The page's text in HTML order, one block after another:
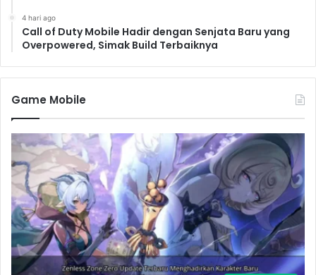
4 hari ago
Call of Duty Mobile Hadir dengan Senjata Baru yang
Overpowered, Simak Build Terbaiknya
Game Mobile